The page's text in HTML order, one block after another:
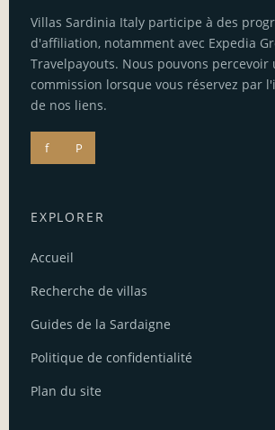
Villas Sardinia Italy participe à des
d'affiliation, notamment avec Expedia
Travelpayouts. Nous pouvons percevoir
commission lorsque vous réservez par
de nos liens.
f P
EXPLORER
Accueil
Recherche de villas
Guides de la Sardaigne
Politique de confidentialité
Plan du site